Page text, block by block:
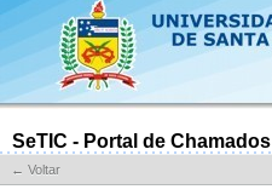
SeTIC - Portal de Chamados
← Voltar